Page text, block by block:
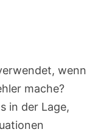
wenn
mache?
in der Lage,